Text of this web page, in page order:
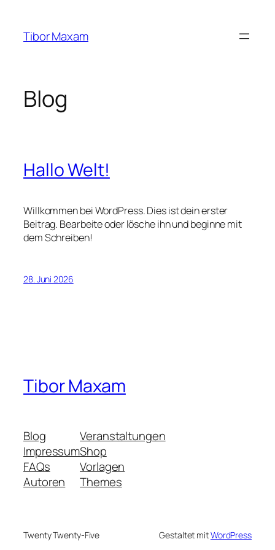
springen
Tibor Maxam
Blog
Hallo Welt!
Willkommen bei WordPress. Dies ist dein erster
Beitrag. Bearbeite oder lösche ihn und beginne mit
dem Schreiben!
28. Juni 2026
Tibor Maxam
Blog
Impressum
FAQs
Autoren
Veranstaltungen
Shop
Vorlagen
Themes
Twenty Twenty-Five Gestaltet mitWordPress